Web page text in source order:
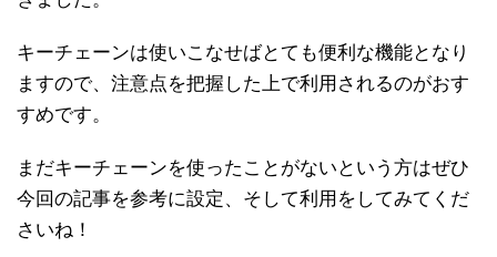
キーチェーンは使いこなせばとても便利な機能となり
ますので、注意点を把握した上で利用されるのがおす
すめです。
まだキーチェーンを使ったことがないという方はぜひ
今回の記事を参考に設定、そして利用をしてみてくだ
さいね！